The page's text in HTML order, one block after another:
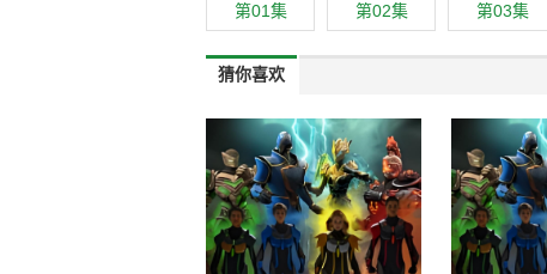
第01集 第02集 第03集
猜你喜欢